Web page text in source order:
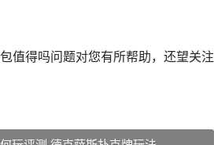
值得吗问题对您有所帮助，还望关注